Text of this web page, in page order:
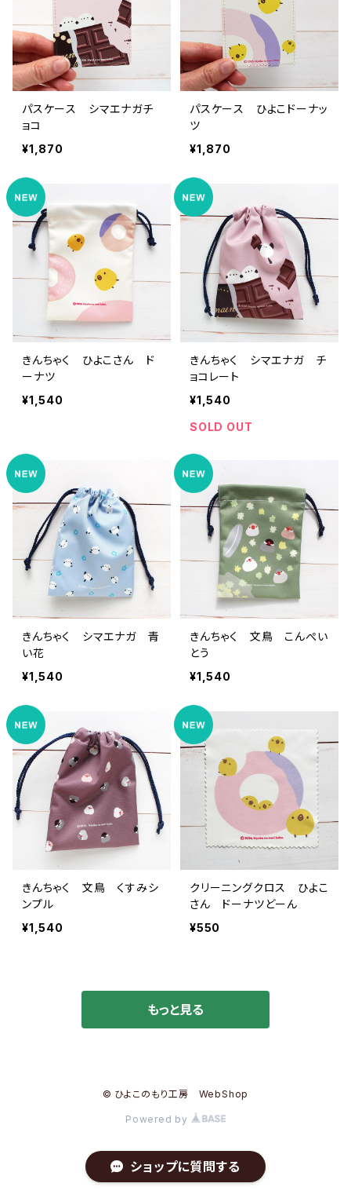
パスケース シマエナガチ
ョコ
¥1,870
パスケース ひよこドーナッ
ツ
¥1,870
きんちゃく ひよこさん ド
ーナツ
¥1,540
きんちゃく シマエナガ チ
ョコレート
¥1,540
SOLD OUT
きんちゃく シマエナガ 青
い花
¥1,540
きんちゃく 文鳥 こんぺい
とう
¥1,540
きんちゃく 文鳥 くすみシ
ンプル
¥1,540
クリーニングクロス ひよこ
さん ドーナツどーん
¥550
もっと見る
© ひよこのもり工房 WebShop
Powered by
ショップに質問する